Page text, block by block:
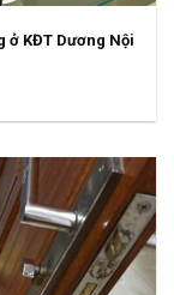
ở KĐT Dương Nội